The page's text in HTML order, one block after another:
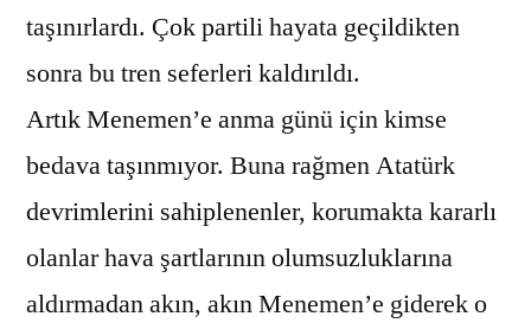
taşınırlardı. Çok partili hayata geçildikten
sonra bu tren seferleri kaldırıldı.
Artık Menemen’e anma günü için kimse
bedava taşınmıyor. Buna rağmen Atatürk
devrimlerini sahiplenenler, korumakta kararlı
olanlar hava şartlarının olumsuzluklarına
aldırmadan akın, akın Menemen’e giderek o